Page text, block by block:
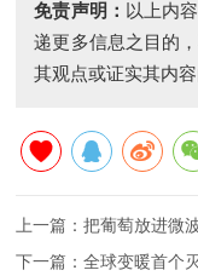
免责声明： 以上内
递更多信息之目的
其观点或证实其内
上一篇：把葡萄放进微
下一篇：全球变暖首个